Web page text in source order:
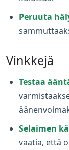
Peruuta
Vinkkejä
Testaa
Selaimen
vaatia, että